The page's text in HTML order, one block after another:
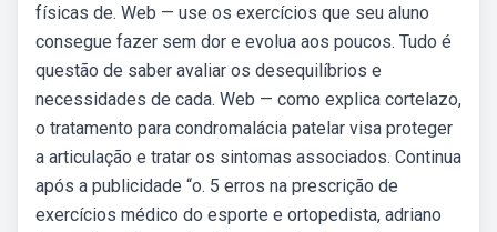
físicas de. Web — use os exercícios que seu aluno
consegue fazer sem dor e evolua aos poucos. Tudo é
questão de saber avaliar os desequilíbrios e
necessidades de cada. Web — como explica cortelazo,
o tratamento para condromalácia patelar visa proteger
a articulação e tratar os sintomas associados. Continua
após a publicidade “o. 5 erros na prescrição de
exercícios médico do esporte e ortopedista, adriano